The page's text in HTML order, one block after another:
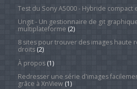
Test du Sony A5000 - Hybride compact
Ungit - Un gestionnaire de git
multiplateforme (2)
8 sites pour trouver des images haute
droits(2)
À propos(1)
Redresser une série d'images
grâce à XnView(1)